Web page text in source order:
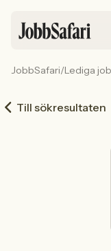
Arbetsliv och
För
Sök med
JobbSafari/Lediga
Till sökresultaten